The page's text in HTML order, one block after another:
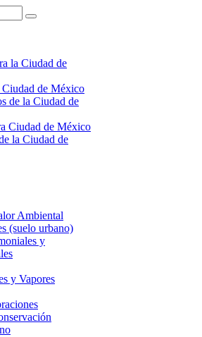
la Ciudad de
Ciudad de México
de la Ciudad de
Ciudad de México
la Ciudad de
Ambiental
(suelo urbano)
y
y Vapores